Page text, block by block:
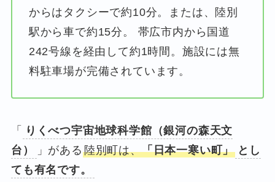
からはタクシーで約10分。または、陸別
駅から車で約15分。 帯広市内から国道
242号線を経由して約1時間。施設には無
料駐車場が完備されています。
「
りくべつ宇宙地球科学館（銀河の森天文
台）
」がある 陸別町は、「日本一寒い町」 とし
ても有名です。